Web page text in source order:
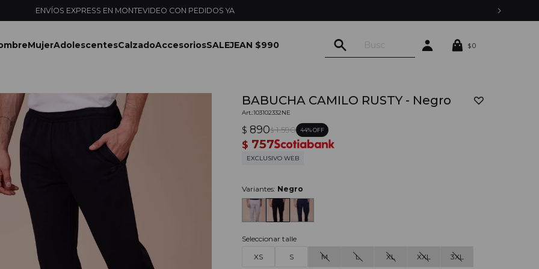
ENVÍOS EXPRESS EN MONTEVIDEO CON PEDIDOS YA
MujerAdolescentesCalzadoAccesoriosSALEJEAN $990 $0
BABUCHA CAMILO RUSTY - Negro
103102332NE
$ 890$ 1.590 44
$ 757
EXCLUSIVO WEB
Variantes: Negro
Seleccionar talle
XS
S M L XL XXL 3XL